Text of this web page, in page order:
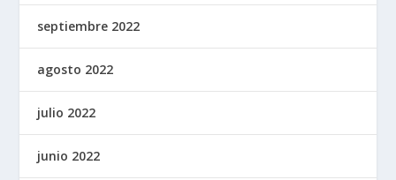
septiembre 2022
agosto 2022
julio 2022
junio 2022